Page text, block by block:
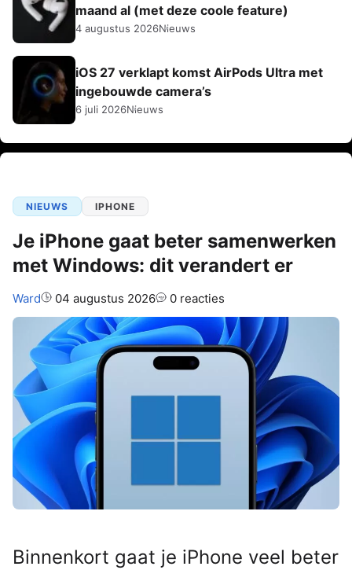
maand al (met deze coole feature)
4 augustus 2026Nieuws
iOS 27 verklapt komst AirPods Ultra met
ingebouwde camera’s
6 juli 2026Nieuws
NIEUWS IPHONE
Je iPhone gaat beter samenwerken
met Windows: dit verandert er
Auteur:
Ward 04 augustus 2026 0 reacties
Binnenkort gaat je iPhone veel beter